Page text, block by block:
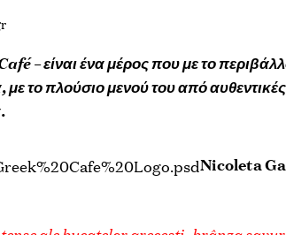
– είναι ένα μέρος που με το
το πλούσιο μενού του από
Nicoleta